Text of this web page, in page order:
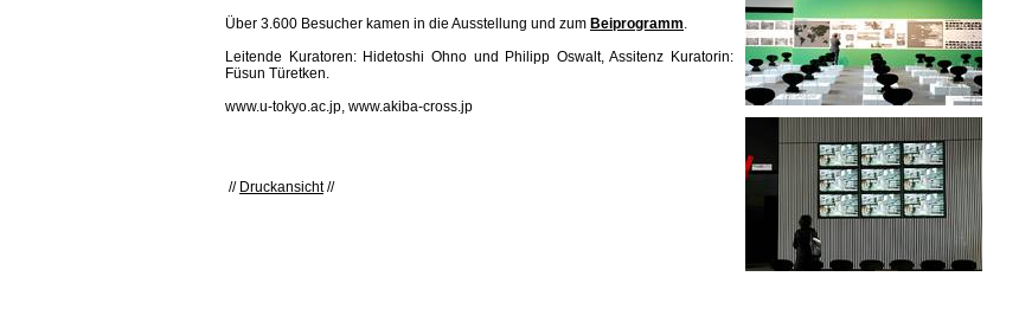
Über 3.600 Besucher kamen in die Ausstellung und zum Beiprogramm.
Leitende Kuratoren: Hidetoshi Ohno und Philipp Oswalt, Assitenz Kuratorin:
Füsun Türetken.
www.u-tokyo.ac.jp, www.akiba-cross.jp
// Druckansicht//